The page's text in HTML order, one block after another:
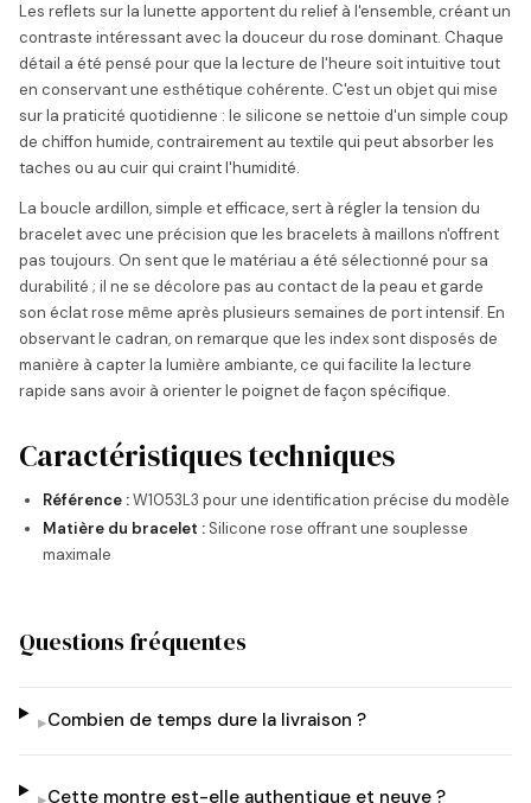
Les reflets sur la lunette apportent du relief à l'ensemble, créant un
contraste intéressant avec la douceur du rose dominant. Chaque
détail a été pensé pour que la lecture de l'heure soit intuitive tout
en conservant une esthétique cohérente. C'est un objet qui mise
sur la praticité quotidienne : le silicone se nettoie d'un simple coup
de chiffon humide, contrairement au textile qui peut absorber les
taches ou au cuir qui craint l'humidité.
La boucle ardillon, simple et efficace, sert à régler la tension du
bracelet avec une précision que les bracelets à maillons n'offrent
pas toujours. On sent que le matériau a été sélectionné pour sa
durabilité ; il ne se décolore pas au contact de la peau et garde
son éclat rose même après plusieurs semaines de port intensif. En
observant le cadran, on remarque que les index sont disposés de
manière à capter la lumière ambiante, ce qui facilite la lecture
rapide sans avoir à orienter le poignet de façon spécifique.
Caractéristiques techniques
Référence :W1053L3 pour une identification précise du modèle
Matière du bracelet : Silicone rose offrant une souplesse
maximale
Questions fréquentes
▸Combien de temps dure la livraison ?
Cette montre est-elle authentique et neuve ?